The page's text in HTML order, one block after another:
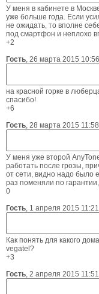
У меня в кабинете в
уже больше года. Если
не ожидать, то вполне
под смартфон и неплохо
+2
Гость, 26 марта 2015 10:56
на красной горке в
спасибо!
+6
Гость, 28 марта 2015 11:58
У меня уже второй
работать после грозы,
от сети, видно надо было
раз поменяли по
0
Гость, 1 апреля 2015 11:21
Как понять для какого
vegatel?
+3
Гость, 2 апреля 2015 11:51